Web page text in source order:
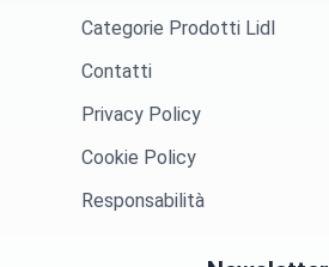
Categorie Prodotti Lidl
Contatti
Privacy Policy
Cookie Policy
Responsabilità